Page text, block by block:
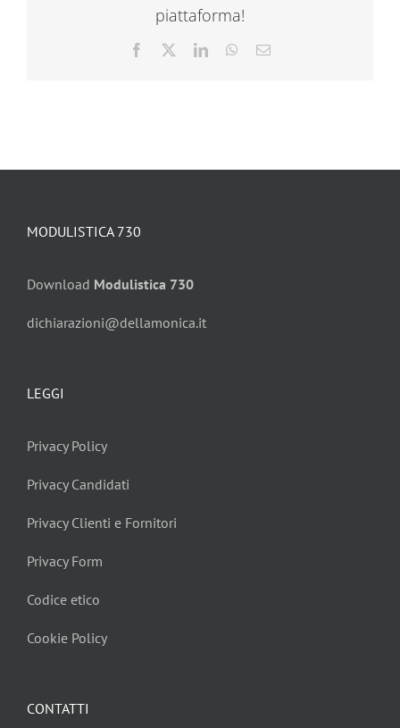
piattaforma!
Facebook LinkedInWhatsApp
Email
CONTATTI
MODULISTICA 730
Download Modulistica 730
dichiarazioni@dellamonica.it
LEGGI
Privacy Policy
Privacy Candidati
Privacy Clienti e Fornitori
Privacy Form
Codice etico
Cookie Policy